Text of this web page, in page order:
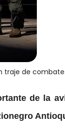
de
de la